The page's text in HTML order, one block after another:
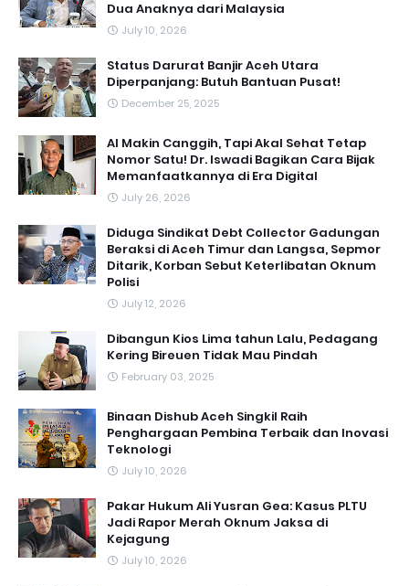
Dua Anaknya dari Malaysia
July 10, 2026
Status Darurat Banjir Aceh Utara
Diperpanjang: Butuh Bantuan Pusat!
December 25, 2025
AI Makin Canggih, Tapi Akal Sehat Tetap
Nomor Satu! Dr. Iswadi Bagikan Cara Bijak
Memanfaatkannya di Era Digital
July 26, 2026
Diduga Sindikat Debt Collector Gadungan
Beraksi di Aceh Timur dan Langsa, Sepmor
Ditarik, Korban Sebut Keterlibatan Oknum
Polisi
July 12, 2026
Dibangun Kios Lima tahun Lalu, Pedagang
Kering Bireuen Tidak Mau Pindah
February 03, 2025
Binaan Dishub Aceh Singkil Raih
Penghargaan Pembina Terbaik dan Inovasi
Teknologi
July 10, 2026
Pakar Hukum Ali Yusran Gea: Kasus PLTU
Jadi Rapor Merah Oknum Jaksa di
Kejagung
July 10, 2026